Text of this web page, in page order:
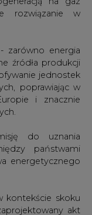
ziemnym jako
inne opcje są
od stałych
nadchodzących
poprawek w
naszych
wraz z
dla energetyki
przekonani,
w Parlamencie
– tak